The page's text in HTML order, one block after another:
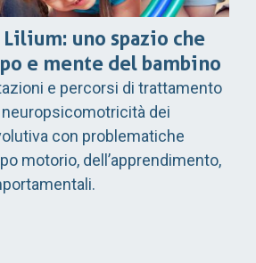
uno spazio che
e mente del bambino
e percorsi di trattamento
dei
con problematiche
motorio, dell’apprendimento,